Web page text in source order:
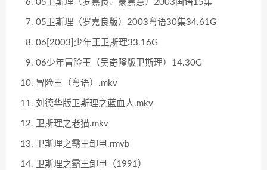
05卫斯理（罗嘉良、蒙嘉慧）2003国语15集
05卫斯理（罗嘉良版）2003粤语30集34.61G
06[2003]少年王卫斯理33.16G
06少年冒险王（吴奇隆版卫斯理）14.30G
冒险王（粤语）.mkv
刘德华版卫斯理之蓝血人.mkv
卫斯理之老猫.mkv
卫斯理之霸王卸甲.rmvb
卫斯理之霸王卸甲（1991）